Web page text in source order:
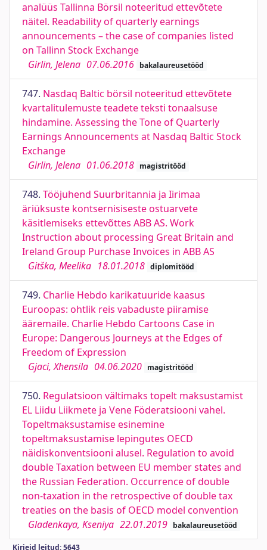
analüüs Tallinna Börsil noteeritud ettevõtete
näitel. Readability of quarterly earnings
announcements – the case of companies listed
on Tallinn Stock Exchange
Girlin, Jelena 07.06.2016 bakalaureusetööd
747. Nasdaq Baltic börsil noteeritud ettevõtete
kvartalitulemuste teadete teksti tonaalsuse
hindamine. Assessing the Tone of Quarterly
Earnings Announcements at Nasdaq Baltic Stock
Exchange
Girlin, Jelena 01.06.2018 magistritööd
748. Tööjuhend Suurbritannia ja Iirimaa
äriüksuste kontsernisiseste ostuarvete
käsitlemiseks ettevõttes ABB AS. Work
Instruction about processing Great Britain and
Ireland Group Purchase Invoices in ABB AS
Gitška, Meelika 18.01.2018 diplomitööd
749. Charlie Hebdo karikatuuride kaasus
Euroopas: ohtlik reis vabaduste piiramise
ääremaile. Charlie Hebdo Cartoons Case in
Europe: Dangerous Journeys at the Edges of
Freedom of Expression
Gjaci, Xhensila 04.06.2020 magistritööd
750. Regulatsioon vältimaks topelt maksustamist
EL Liidu Liikmete ja Vene Föderatsiooni vahel.
Topeltmaksustamise esinemine
topeltmaksustamise lepingutes OECD
näidiskonventsiooni alusel. Regulation to avoid
double Taxation between EU member states and
the Russian Federation. Occurrence of double
non-taxation in the retrospective of double tax
treaties on the basis of OECD model convention
Gladenkaya, Kseniya 22.01.2019 bakalaureusetööd
Kirjeid leitud: 5643